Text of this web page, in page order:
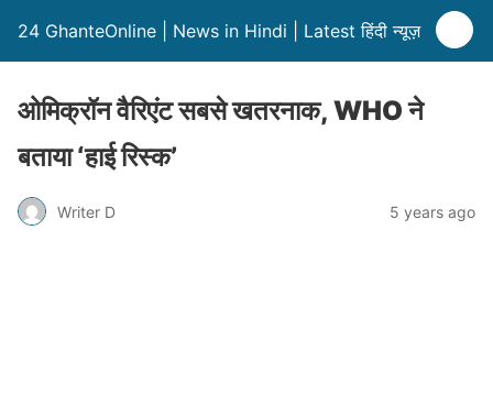
24 GhanteOnline | News in Hindi | Latest हिंदी न्यूज़
ओमिक्रॉन वैरिएंट सबसे खतरनाक, WHO ने
बताया ‘हाई रिस्क’
Writer D 5 years ago